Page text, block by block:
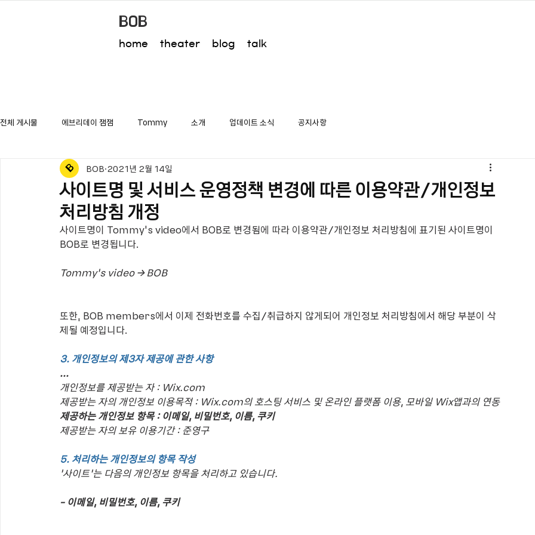
BOB
home theater blog talk
전체 게시물 에브리데이 잼잼 Tommy 소개 업데이트 소식 공지사항
사이트명 및 서비스 운영정책 변경에 따른 이용약관/개인정보
처리방침 개정
BOB 2021년 2월 14일
사이트명이 Tommy's video에서 BOB로 변경됨에 따라 이용약관/개인정보 처리방침에 표기된 사이트명이
BOB로 변경됩니다.
Tommy's video → BOB
또한, BOB members에서 이제 전화번호를 수집/취급하지 않게되어 개인정보 처리방침에서 해당 부분이 삭
제될 예정입니다.
3. 개인정보의 제3자 제공에 관한 사항
...
개인정보를 제공받는 자 : Wix.com
제공받는 자의 개인정보 이용목적 : Wix.com의 호스팅 서비스 및 온라인 플랫폼 이용, 모바일 Wix앱과의 연동
제공하는 개인정보 항목 : 이메일, 비밀번호, 이름, 쿠키
제공받는 자의 보유 이용기간 : 준영구
5. 처리하는 개인정보의 항목 작성
‘사이트’는 다음의 개인정보 항목을 처리하고 있습니다.
- 이메일, 비밀번호, 이름, 쿠키